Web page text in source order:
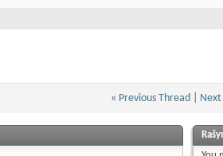
« Previous Thread